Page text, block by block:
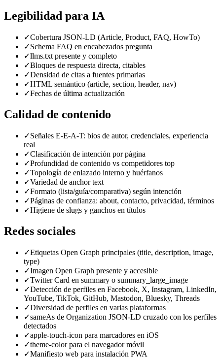
Legibilidad para IA
✓Cobertura JSON-LD (Article, Product, FAQ, HowTo)
✓Schema FAQ en encabezados pregunta
✓llms.txt presente y completo
✓Bloques de respuesta directa, citables
✓Densidad de citas a fuentes primarias
✓HTML semántico (article, section, header, nav)
✓Fechas de última actualización
Calidad de contenido
✓Señales E-E-A-T: bios de autor, credenciales, experiencia
real
✓Clasificación de intención por página
✓Profundidad de contenido vs competidores top
✓Topología de enlazado interno y huérfanos
✓Variedad de anchor text
✓Formato (lista/guía/comparativa) según intención
✓Páginas de confianza: about, contacto, privacidad, términos
✓Higiene de slugs y ganchos en títulos
Redes sociales
✓Etiquetas Open Graph principales (title, description, image,
type)
✓Imagen Open Graph presente y accesible
✓Twitter Card en summary o summary_large_image
✓Detección de perfiles en Facebook, X, Instagram, LinkedIn,
YouTube, TikTok, GitHub, Mastodon, Bluesky, Threads
✓Diversidad de perfiles en varias plataformas
✓sameAs de Organization JSON-LD cruzado con los perfiles
detectados
✓apple-touch-icon para marcadores en iOS
✓theme-color para el navegador móvil
✓Manifiesto web para instalación PWA